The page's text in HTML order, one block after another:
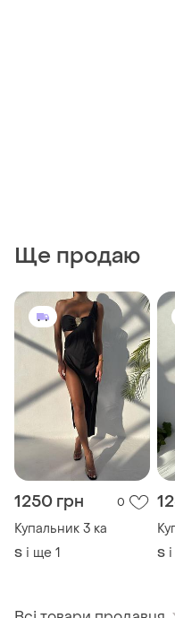
Ще продаю
1250 грн 0
Купальник 3 ка
S і ще 1 S